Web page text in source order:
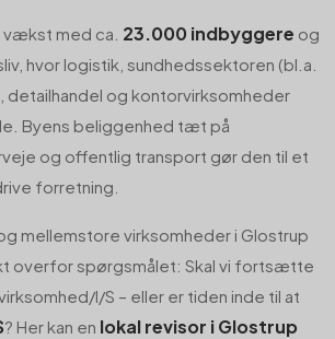
vækst med ca. 23.000 indbyggere og
hvor logistik, sundhedssektoren (bl.a.
detailhandel og kontorvirksomheder
Byens beliggenhed tæt på
og offentlig transport gør den til et
forretning.
mellemstore virksomheder i Glostrup
overfor spørgsmålet: Skal vi fortsætte
I/S – eller er tiden inde til at
? Her kan en lokal revisor i Glostrup